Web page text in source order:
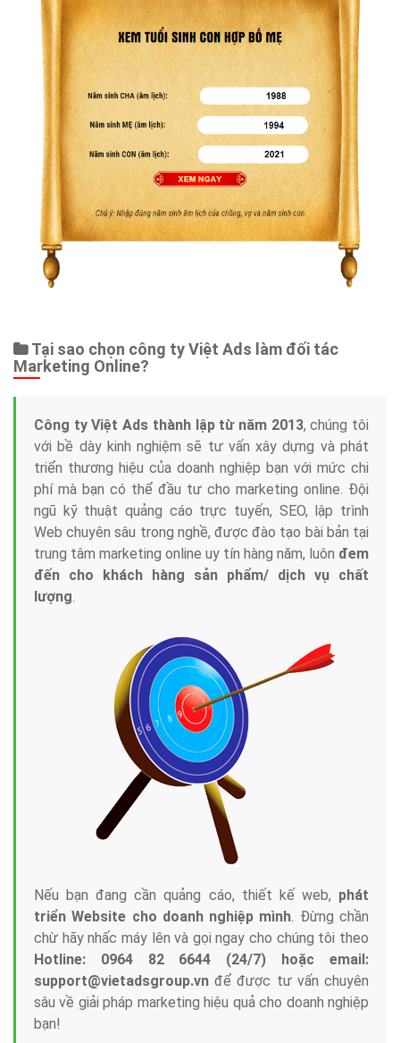
Tại sao chọn công ty Việt Ads làm đối tác
Marketing Online?
Công ty Việt Ads thành lập từ năm 2013, chúng tôi
với bề dày kinh nghiệm sẽ tư vấn xây dựng và phát
triển thương hiệu của doanh nghiệp bạn với mức chi
phí mà bạn có thể đầu tư cho marketing online. Đội
ngũ kỹ thuật quảng cáo trực tuyến, SEO, lập trình
Web chuyên sâu trong nghề, được đào tạo bài bản tại
trung tâm marketing online uy tín hàng năm, luôn đem
đến cho khách hàng sản phẩm/ dịch vụ chất
lượng.
Nếu bạn đang cần quảng cáo, thiết kế web, phát
triển Website cho doanh nghiệp mình. Đừng chần
chừ hãy nhấc máy lên và gọi ngay cho chúng tôi theo
Hotline: 0964 82 6644 (24/7) hoặc email:
support@vietadsgroup.vn để được tư vấn chuyên
sâu về giải pháp marketing hiệu quả cho doanh nghiệp
bạn!